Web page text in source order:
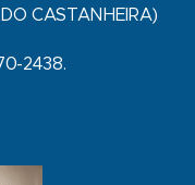
CASTANHEIRA)
2438.